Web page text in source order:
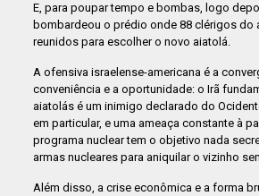
E, para poupar tempo e bombas, logo
bombardeou o prédio onde 88 clérigos do
reunidos para escolher o novo aiatolá.
A ofensiva israelense-americana é a
conveniência e a oportunidade: o Irã
aiatolás é um inimigo declarado do
em particular, e uma ameaça constante à
programa nuclear tem o objetivo nada
armas nucleares para aniquilar o vizinho
Além disso, a crise econômica e a forma